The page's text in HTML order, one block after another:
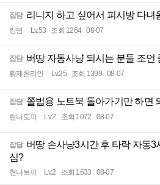
잡담 리니지 하고 싶어서 피시방 다녀
킹덤 Lv.53 조회 1264 08-07
잡담 버땅 자동사냥 되시는 분들 조언
황제온라인 Lv.25 조회 1399 08-07
잡담 쫄법용 노트북 돌아가기만 하면
현나토끼 Lv.2 조회 1072 08-07
잡담 버땅 손사냥3시간 후 타락 자동3
심?
현나토끼 Lv.2 조회 1633 08-07